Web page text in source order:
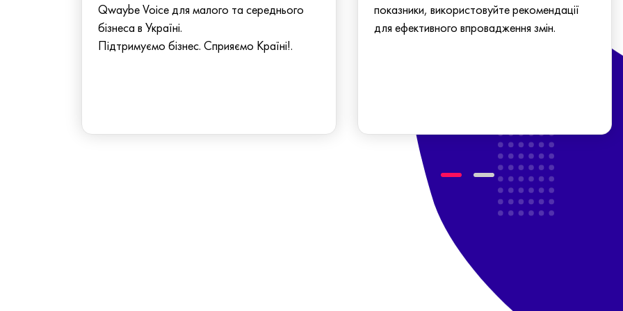
Qwaybe Voice для малого та середнього
бізнеса в Україні.
Підтримуємо бізнес. Сприяємо Країні!.
показники, використовуйте рекомендації
для ефективного впровадження змін.